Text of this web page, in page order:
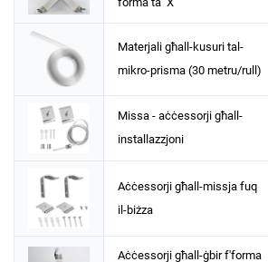
Materjali għall-kusuri tal-
mikro-prisma (30 metru/rull)
Missa - aċċessorji għall-
installazzjoni
Aċċessorji għall-missja fuq
il-biżza
Aċċessorji għall-ġbir f'forma